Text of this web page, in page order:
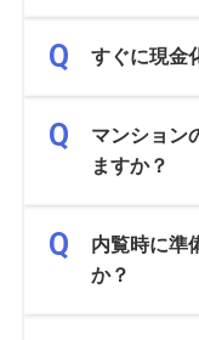
すぐに現金
マンション
ますか？
内覧時に準
か？